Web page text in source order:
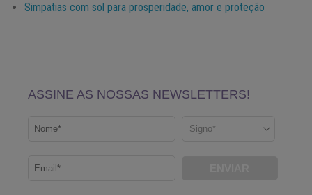
Simpatias com sol para prosperidade, amor e proteção